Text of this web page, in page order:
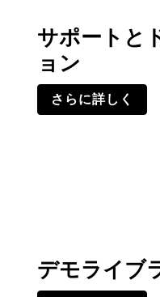
サポートと
ョン
さらに詳しく
デモライブ